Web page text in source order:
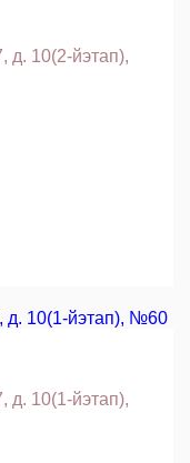
д. 10(2-йэтап),
д. 10(1-йэтап),